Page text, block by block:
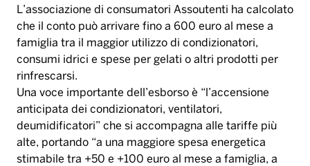
L’associazione di consumatori Assoutenti ha calcolato
che il conto può arrivare fino a 600 euro al mese a
famiglia tra il maggior utilizzo di condizionatori,
consumi idrici e spese per gelati o altri prodotti per
rinfrescarsi.
Una voce importante dell’esborso è “l’accensione
anticipata dei condizionatori, ventilatori,
deumidificatori” che si accompagna alle tariffe più
alte, portando “a una maggiore spesa energetica
stimabile tra +50 e +100 euro al mese a famiglia, a